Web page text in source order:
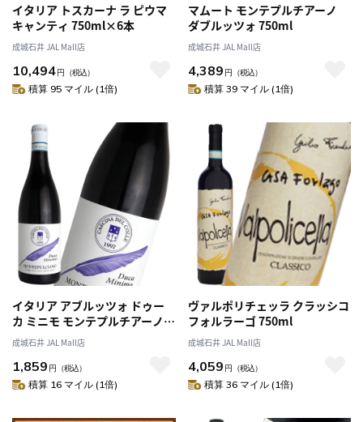
イタリア トスカーナ ラ ピウマ
キャンティ 750ml×6本
成城石井 JAL Mall店
10,494円 （税込）
積算 95 マイル (1倍)
マムート モンテプルチアーノ
ダブルッツォ 750ml
成城石井 JAL Mall店
4,389 円 （税込）
積算 39 マイル (1倍)
イタリア アブルッツォ ドゥー
カ ミニモ モンテプルチアーノ
ダブルッツォ 750ml
成城石井 JAL Mall店
1,859 円 （税込）
積算 16 マイル (1倍)
ヴァルポリチェッラ クラッシコ
フォルラーゴ 750ml
成城石井 JAL Mall店
4,059 円 （税込）
積算 36 マイル (1倍)